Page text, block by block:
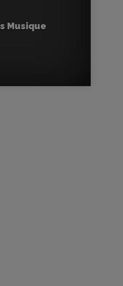
Musique